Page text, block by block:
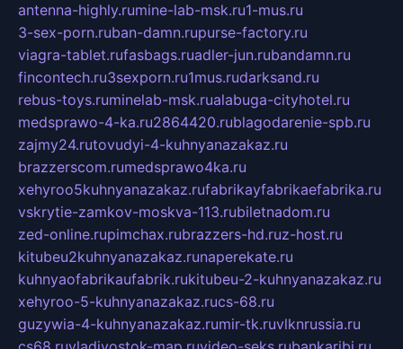
antenna-highly.rumine-lab-msk.ru1-mus.ru
3-sex-porn.ruban-damn.rupurse-factory.ru
viagra-tablet.rufasbags.ruadler-jun.rubandamn.ru
fincontech.ru3sexporn.ru1mus.rudarksand.ru
rebus-toys.ruminelab-msk.rualabuga-cityhotel.ru
medsprawo-4-ka.ru2864420.rublagodarenie-spb.ru
zajmy24.rutovudyi-4-kuhnyanazakaz.ru
brazzerscom.rumedsprawo4ka.ru
xehyroo5kuhnyanazakaz.rufabrikayfabrikaefabrika.ru
vskrytie-zamkov-moskva-113.rubiletnadom.ru
zed-online.rupimchax.rubrazzers-hd.ruz-host.ru
kitubeu2kuhnyanazakaz.runaperekate.ru
kuhnyaofabrikaufabrik.rukitubeu-2-kuhnyanazakaz.ru
xehyroo-5-kuhnyanazakaz.rucs-68.ru
guzywia-4-kuhnyanazakaz.rumir-tk.ruvlknrussia.ru